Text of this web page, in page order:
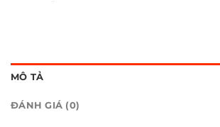
MÔ TẢ
ĐÁNH GIÁ (0)